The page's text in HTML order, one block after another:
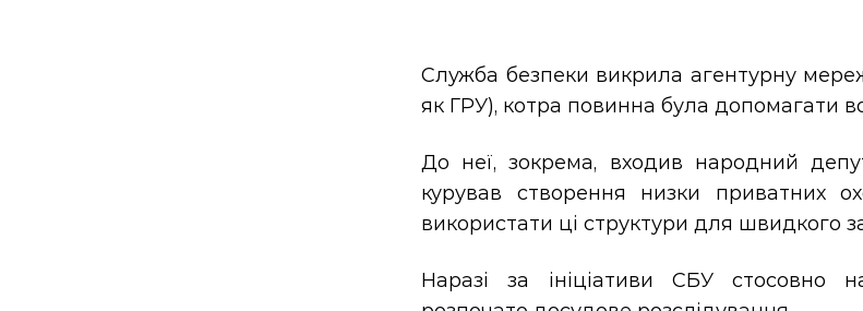
Служба безпеки викрила агентурну
як ГРУ), котра повинна була допомагати
До неї, зокрема, входив народний
курував створення низки приватних
використати ці структури для швидкого
Наразі за ініціативи СБУ стосовно